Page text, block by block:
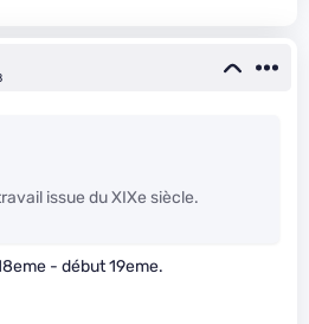
issue du XIXe siècle.
- début 19eme.